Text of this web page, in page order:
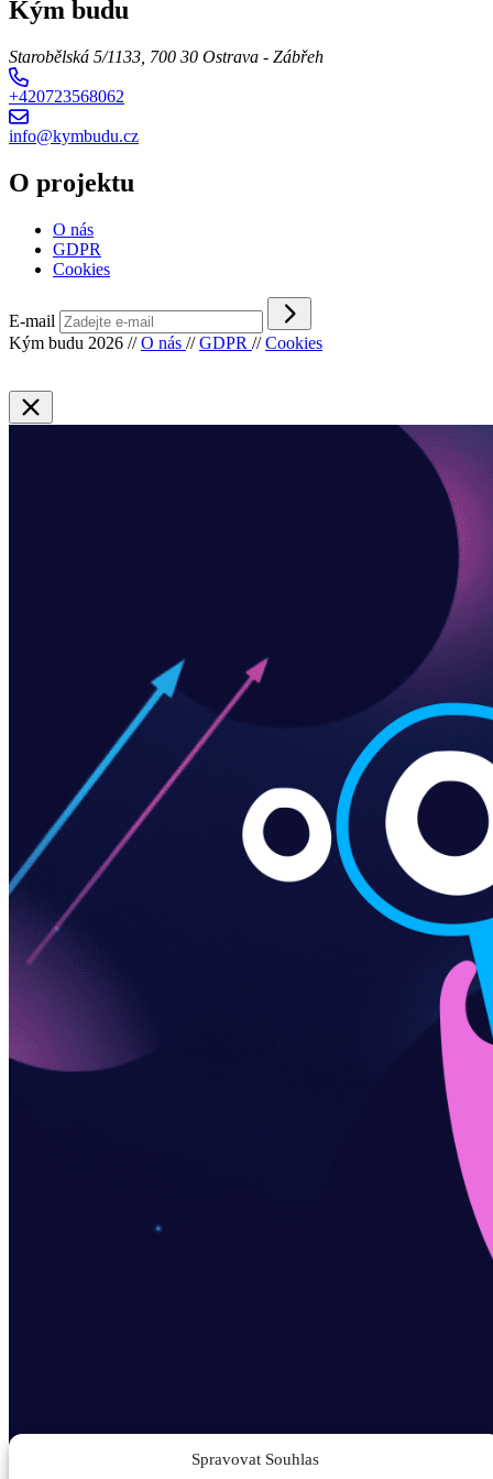
Spravovat Souhlas
Kým budu
Starobělská 5/1133, 700 30 Ostrava - Zábřeh
+420723568062
info@kymbudu.cz
O projektu
O nás
GDPR
Cookies
E-mail
Kým budu 2026 // O nás // GDPR // Cookies